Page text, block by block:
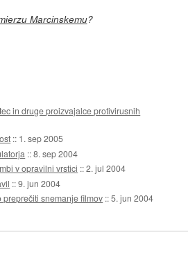
Marcinskemu?
in druge proizvajalce protivirusnih
:: 1. sep 2005
::8. sep 2004
v opravilni vrstici ::2. jul 2004
::9. jun 2004
preprečiti snemanje filmov ::5. jun 2004